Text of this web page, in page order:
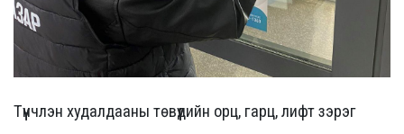
Түүнчлэн худалдааны төвүүдийн орц, гарц, лифт зэрэг